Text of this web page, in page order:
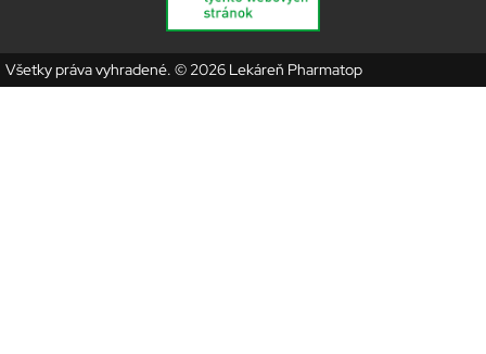
Všetky práva vyhradené. © 2026 Lekáreň Pharmatop